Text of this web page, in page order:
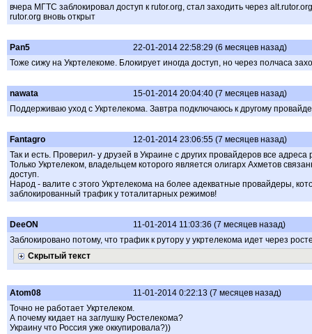
вчера МГТС заблокировал доступ к rutor.org, стал заходить через
rutor.org вновь открыт
Pan5
22-01-2014 22:58:29 (6 месяцев назад)
Тоже сижу на Укртелекоме. Блокирует иногда доступ, но через полчаса
nawata
15-01-2014 20:04:40 (7 месяцев назад)
Поддерживаю уход с Укртелекома. Завтра подключаюсь к другому
Fantagro
12-01-2014 23:06:55 (7 месяцев назад)
Так и есть. Проверил- у друзей в Украине с других провайдеров все адреса
Только Укртелеком, владельцем которого является олигарх Ахметов
доступ.
Народ - валите с этого Укртелекома на более адекватные провайдеры,
заблокированный трафик у тоталитарных режимов!
DeeON
11-01-2014 11:03:36 (7 месяцев назад)
Заблокировано потому, что трафик к рутору у укртелекома идет через
Скрытый текст
Atom08
11-01-2014 0:22:13 (7 месяцев назад)
Точно не работает Укртелеком.
А почему кидает на заглушку Ростелекома?
Украину что Россия уже оккупировала?))